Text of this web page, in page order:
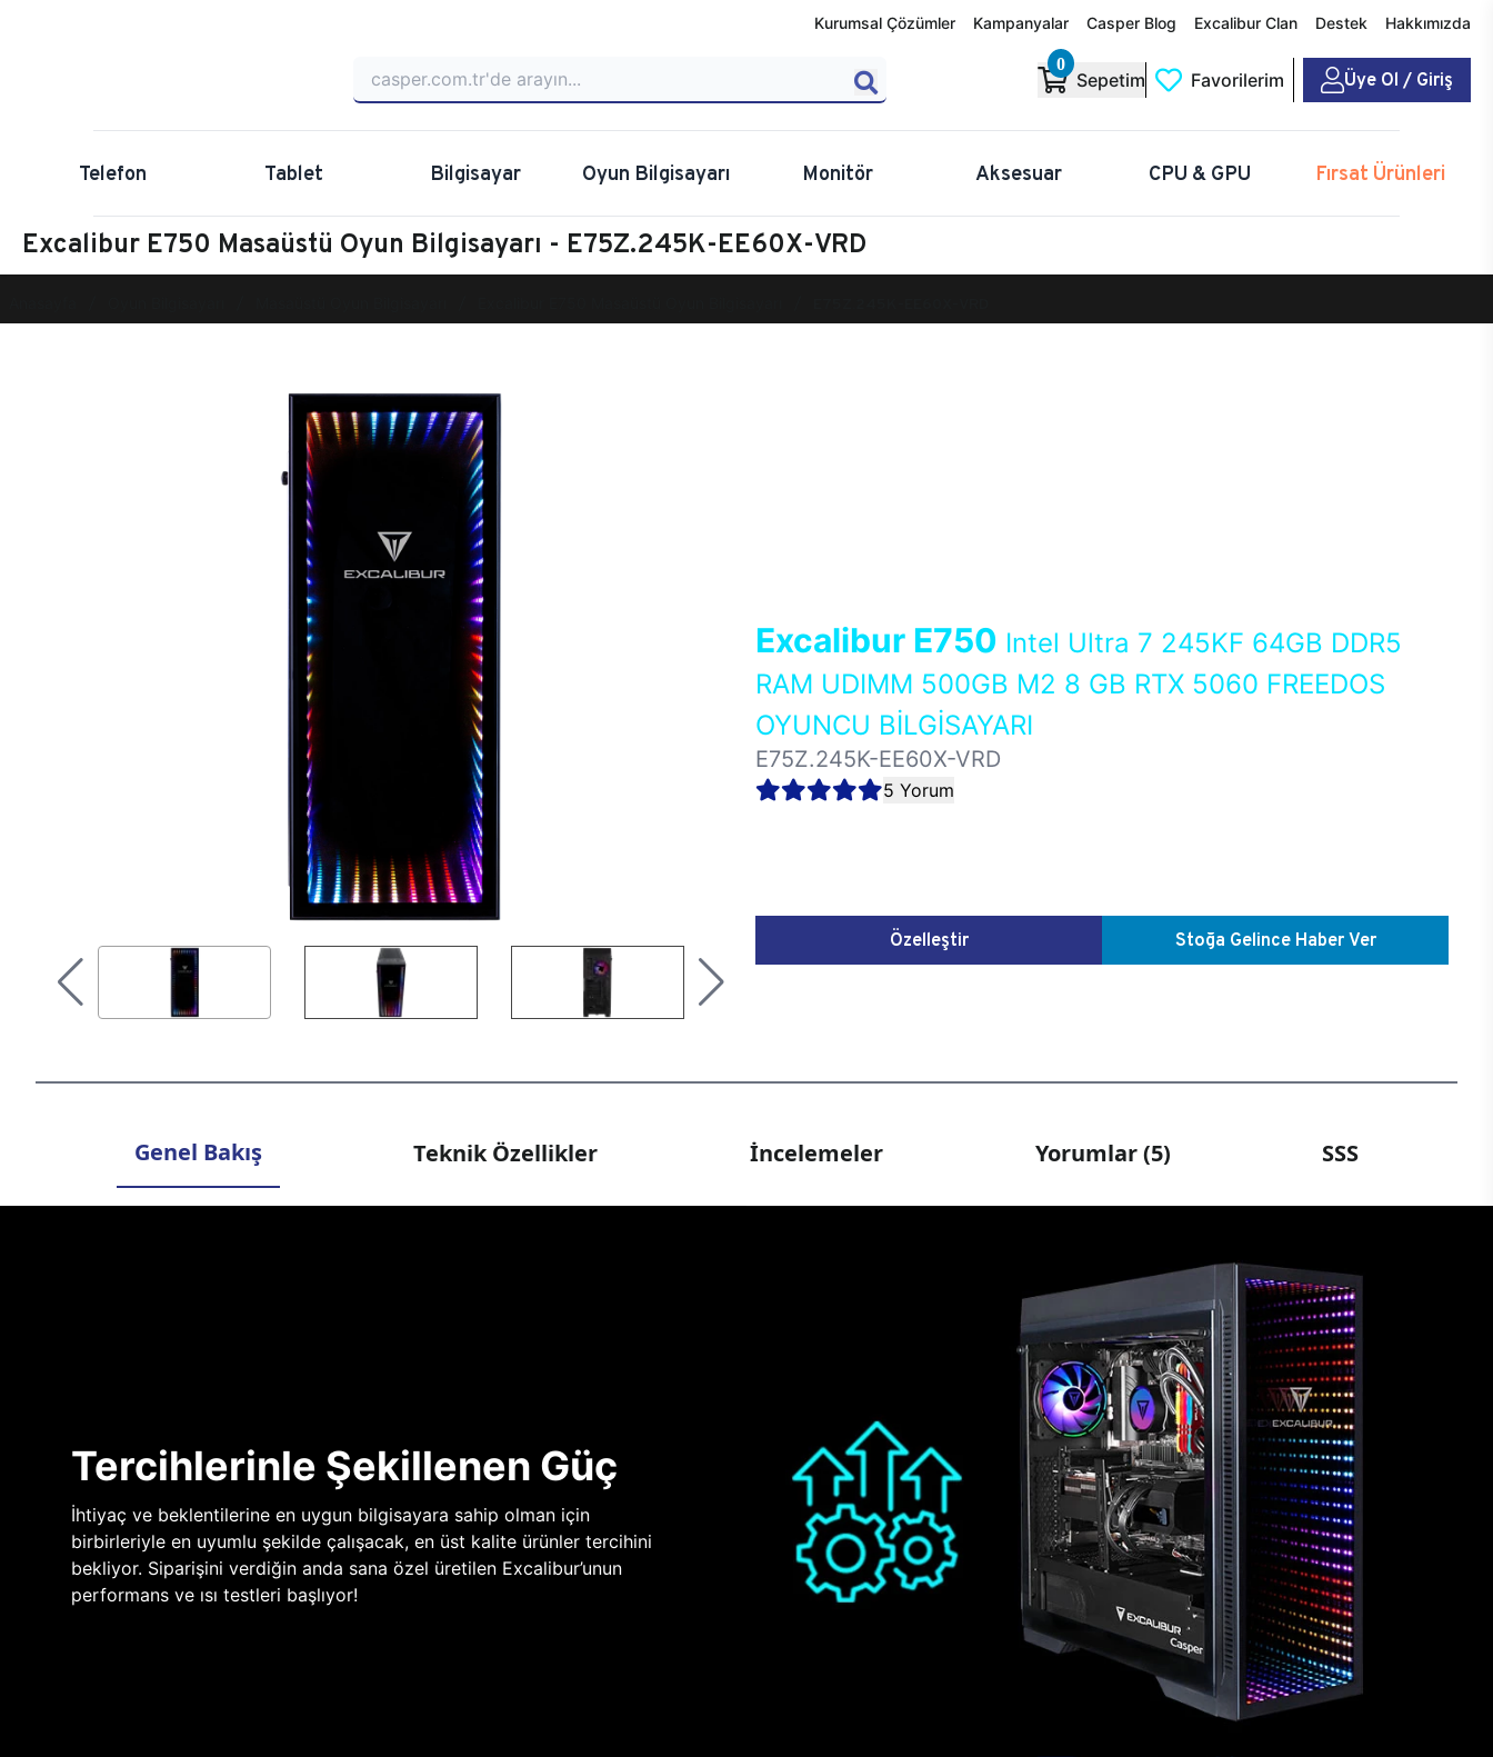
Kurumsal Çözümler Kampanyalar Casper Blog Excalibur Clan Destek Hakkımızda
0
Sepetim Favorilerim Üye Ol / Giriş
Telefon Tablet Bilgisayar Oyun Bilgisayarı Monitör Aksesuar CPU & GPU Fırsat Ürünleri
Excalibur E750 Masaüstü Oyun Bilgisayarı - E75Z.245K-EE60X-VRD
Excalibur E750 Intel Ultra 7 245KF 64GB DDR5
RAM UDIMM 500GB M2 8 GB RTX 5060 FREEDOS
OYUNCU BİLGİSAYARI
E75Z.245K-EE60X-VRD
5 Yorum
Özelleştir Stoğa Gelince Haber Ver
Genel Bakış Teknik Özellikler İncelemeler Yorumlar (5) SSS
Tercihlerinle Şekillenen Güç
İhtiyaç ve beklentilerine en uygun bilgisayara sahip olman için
birbirleriyle en uyumlu şekilde çalışacak, en üst kalite ürünler tercihini
bekliyor. Siparişini verdiğin anda sana özel üretilen Excalibur’unun
performans ve ısı testleri başlıyor!